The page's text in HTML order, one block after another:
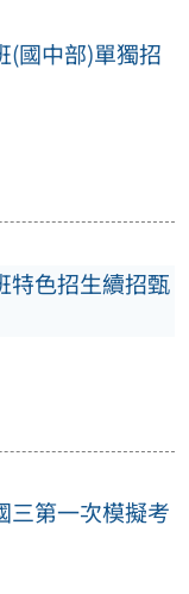
(國中部)單獨招
特色招生續招甄
三第一次模擬考